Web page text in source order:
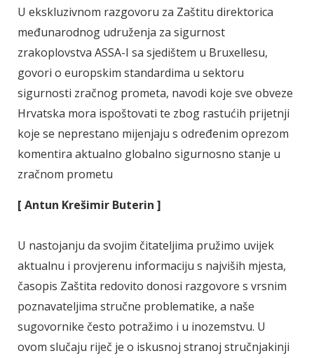
U ekskluzivnom razgovoru za Zaštitu direktorica
međunarodnog udruženja za sigurnost
zrakoplovstva ASSA-I sa sjedištem u Bruxellesu,
govori o europskim standardima u sektoru
sigurnosti zračnog prometa, navodi koje sve obveze
Hrvatska mora ispoštovati te zbog rastućih prijetnji
koje se neprestano mijenjaju s određenim oprezom
komentira aktualno globalno sigurnosno stanje u
zračnom prometu
[ Antun Krešimir Buterin ]
U nastojanju da svojim čitateljima pružimo uvijek
aktualnu i provjerenu informaciju s najviših mjesta,
časopis Zaštita redovito donosi razgovore s vrsnim
poznavateljima stručne problematike, a naše
sugovornike često potražimo i u inozemstvu. U
ovom slučaju riječ je o iskusnoj stranoj stručnjakinji